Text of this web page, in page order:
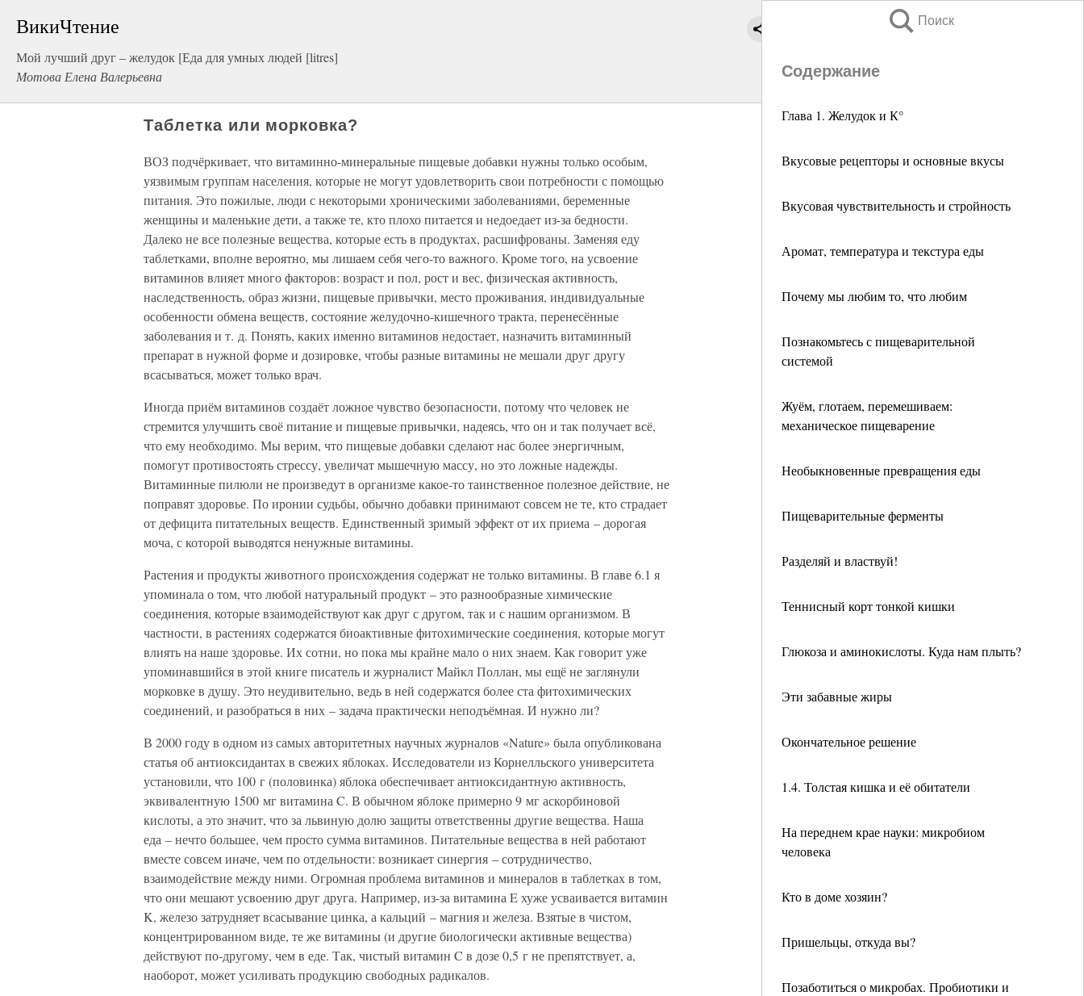
ВикиЧтение
Мой лучший друг – желудок [Еда для умных людей [litres]
Мотова Елена Валерьевна
Поиск
Содержание
Глава 1. Желудок и К°
Вкусовые рецепторы и основные вкусы
Вкусовая чувствительность и стройность
Аромат, температура и текстура еды
Почему мы любим то, что любим
Познакомьтесь с пищеварительной
системой
Жуём, глотаем, перемешиваем:
механическое пищеварение
Необыкновенные превращения еды
Пищеварительные ферменты
Разделяй и властвуй!
Теннисный корт тонкой кишки
Глюкоза и аминокислоты. Куда нам плыть?
Эти забавные жиры
Окончательное решение
1.4. Толстая кишка и её обитатели
На переднем крае науки: микробиом
человека
Кто в доме хозяин?
Пришельцы, откуда вы?
Позаботиться о микробах. Пробиотики и
Таблетка или морковка?
ВОЗ подчёркивает, что витаминно-минеральные пищевые добавки нужны только особым,
уязвимым группам населения, которые не могут удовлетворить свои потребности с помощью
питания. Это пожилые, люди с некоторыми хроническими заболеваниями, беременные
женщины и маленькие дети, а также те, кто плохо питается и недоедает из-за бедности.
Далеко не все полезные вещества, которые есть в продуктах, расшифрованы. Заменяя еду
таблетками, вполне вероятно, мы лишаем себя чего-то важного. Кроме того, на усвоение
витаминов влияет много факторов: возраст и пол, рост и вес, физическая активность,
наследственность, образ жизни, пищевые привычки, место проживания, индивидуальные
особенности обмена веществ, состояние желудочно-кишечного тракта, перенесённые
заболевания и т. д. Понять, каких именно витаминов недостает, назначить витаминный
препарат в нужной форме и дозировке, чтобы разные витамины не мешали друг другу
всасываться, может только врач.
Иногда приём витаминов создаёт ложное чувство безопасности, потому что человек не
стремится улучшить своё питание и пищевые привычки, надеясь, что он и так получает всё,
что ему необходимо. Мы верим, что пищевые добавки сделают нас более энергичным,
помогут противостоять стрессу, увеличат мышечную массу, но это ложные надежды.
Витаминные пилюли не произведут в организме какое-то таинственное полезное действие, не
поправят здоровье. По иронии судьбы, обычно добавки принимают совсем не те, кто страдает
от дефицита питательных веществ. Единственный зримый эффект от их приема – дорогая
моча, с которой выводятся ненужные витамины.
Растения и продукты животного происхождения содержат не только витамины. В главе 6.1 я
упоминала о том, что любой натуральный продукт – это разнообразные химические
соединения, которые взаимодействуют как друг с другом, так и с нашим организмом. В
частности, в растениях содержатся биоактивные фитохимические соединения, которые могут
влиять на наше здоровье. Их сотни, но пока мы крайне мало о них знаем. Как говорит уже
упоминавшийся в этой книге писатель и журналист Майкл Поллан, мы ещё не заглянули
морковке в душу. Это неудивительно, ведь в ней содержатся более ста фитохимических
соединений, и разобраться в них – задача практически неподъёмная. И нужно ли?
В 2000 году в одном из самых авторитетных научных журналов «Nature» была опубликована
статья об антиоксидантах в свежих яблоках. Исследователи из Корнелльского университета
установили, что 100 г (половинка) яблока обеспечивает антиоксидантную активность,
эквивалентную 1500 мг витамина C. В обычном яблоке примерно 9 мг аскорбиновой
кислоты, а это значит, что за львиную долю защиты ответственны другие вещества. Наша
еда – нечто большее, чем просто сумма витаминов. Питательные вещества в ней работают
вместе совсем иначе, чем по отдельности: возникает синергия – сотрудничество,
взаимодействие между ними. Огромная проблема витаминов и минералов в таблетках в том,
что они мешают усвоению друг друга. Например, из-за витамина E хуже усваивается витамин
K, железо затрудняет всасывание цинка, а кальций – магния и железа. Взятые в чистом,
концентрированном виде, те же витамины (и другие биологически активные вещества)
действуют по-другому, чем в еде. Так, чистый витамин C в дозе 0,5 г не препятствует, а,
наоборот, может усиливать продукцию свободных радикалов.